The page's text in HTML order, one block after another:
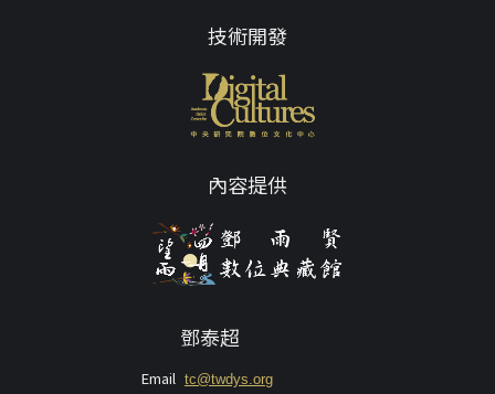
技術開發
內容提供
鄧泰超
Email tc@twdys.org